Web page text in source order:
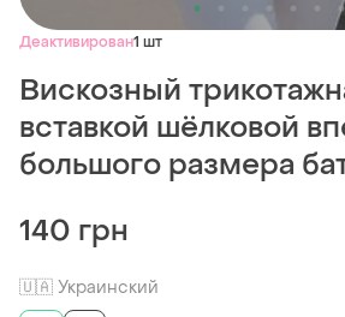
Деактивирован1 шт
Вискозный
вставкой шёлковой
большого размера
140 грн
🇺🇦 Украинский